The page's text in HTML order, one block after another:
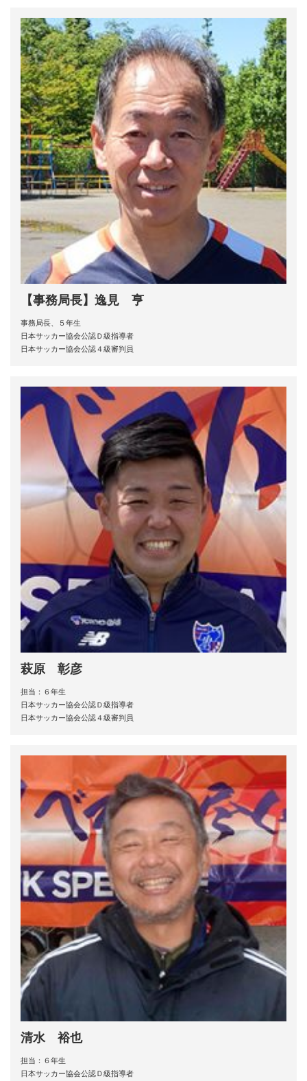
【事務局長】逸見 亨
事務局長、５年生
日本サッカー協会公認Ｄ級指導者
日本サッカー協会公認４級審判員
萩原 彰彦
担当：６年生
日本サッカー協会公認Ｄ級指導者
日本サッカー協会公認４級審判員
清水 裕也
担当：６年生
日本サッカー協会公認Ｄ級指導者